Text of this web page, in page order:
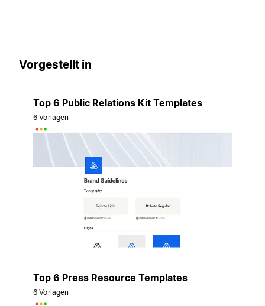
Vorgestellt in
Top 6 Public Relations Kit Templates
6 Vorlagen
Top 6 Press Resource Templates
6 Vorlagen